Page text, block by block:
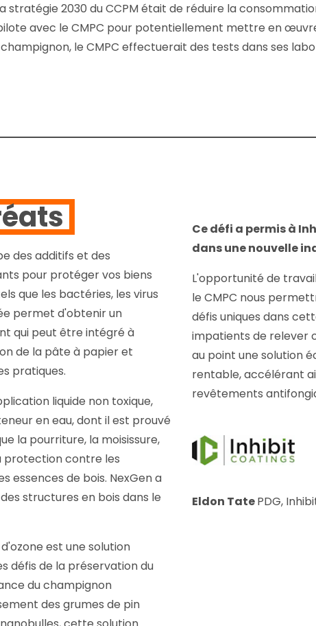
stratégie 2030 du CCPM était de réduire la
avec le CMPC pour potentiellement mettre en
le CMPC effectuerait des tests dans ses
des additifs et des
pour protéger vos biens
que les bactéries, les virus
permet d'obtenir un
qui peut être intégré à
de la pâte à papier et
pratiques.
liquide non toxique,
en eau, dont il est prouvé
la pourriture, la moisissure,
protection contre les
essences de bois. NexGen a
structures en bois dans le
est une solution
défis de la préservation du
du champignon
des grumes de pin
Ce défi a permis à
dans une nouvelle
L'opportunité de
le CMPC nous
défis uniques dans
impatients de relever
au point une solution
rentable, accélérant
revêtements
Eldon TatePDG,